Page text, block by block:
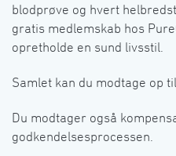
blodprøve og hvert
gratis medlemskab hos
opretholde en sund livsstil.󠀲󠀣󠀧󠀳
󠀰Samlet kan du modtage op
󠀰Du modtager også
godkendelsesprocessen.󠀲󠀣󠀩󠀳